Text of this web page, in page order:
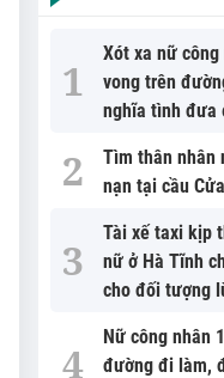
Xót xa nữ
vong trên
nghĩa tình đưa
Tìm thân nhân
nạn tại cầu
Tài xế taxi kịp
nữ ở Hà Tĩnh
cho đối tượng
Nữ công nhân
đường đi làm,